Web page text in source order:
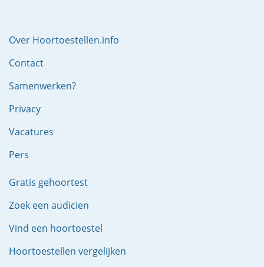
Over Hoortoestellen.info
Contact
Samenwerken?
Privacy
Vacatures
Pers
Gratis gehoortest
Zoek een audicien
Vind een hoortoestel
Hoortoestellen vergelijken